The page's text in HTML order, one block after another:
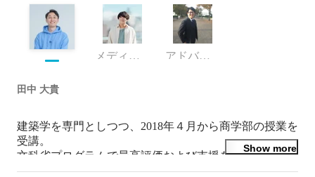
メディアコンサルタント アドバイザー
田中 大貴
建築学を専門としつつ、2018年４月から商学部の授業を
受講。
文科省プログラムで最高評価および支援を受け、大学在
学中に起業。
Show more